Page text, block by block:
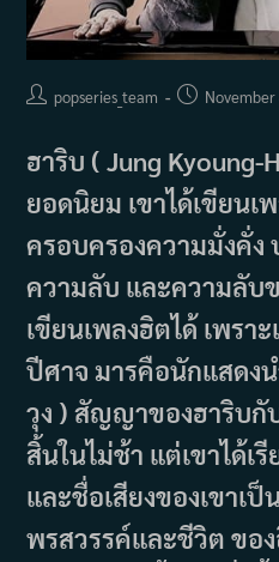
Postpopseries_team
PostNovember
ฮาริบ ( Jung Kyoung-
ยอดนิยม เขาได้เขียนเ
ครอบครองความมั่งคั่ง
ความลับ และความลับ
เขียนเพลงฮิตได้ เพร
ปีศาจ มารคือนักแสดง
วุง ) สัญญาของฮาริบกั
สิ้นในไม่ช้า แต่เขาได้เ
และชื่อเสียงของเขาเ
พรสวรรค์และชีวิต ขอ